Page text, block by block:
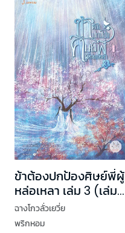
ข้าต้องปกป้องศิษย์พี่ผู้
หล่อเหลา เล่ม 3 (เล่ม
จบ)
ฉางโกวลั่วเยวี่ย
พริกหอม